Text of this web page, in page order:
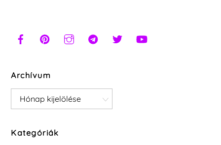
Archívum
Archívum
Kategóriák